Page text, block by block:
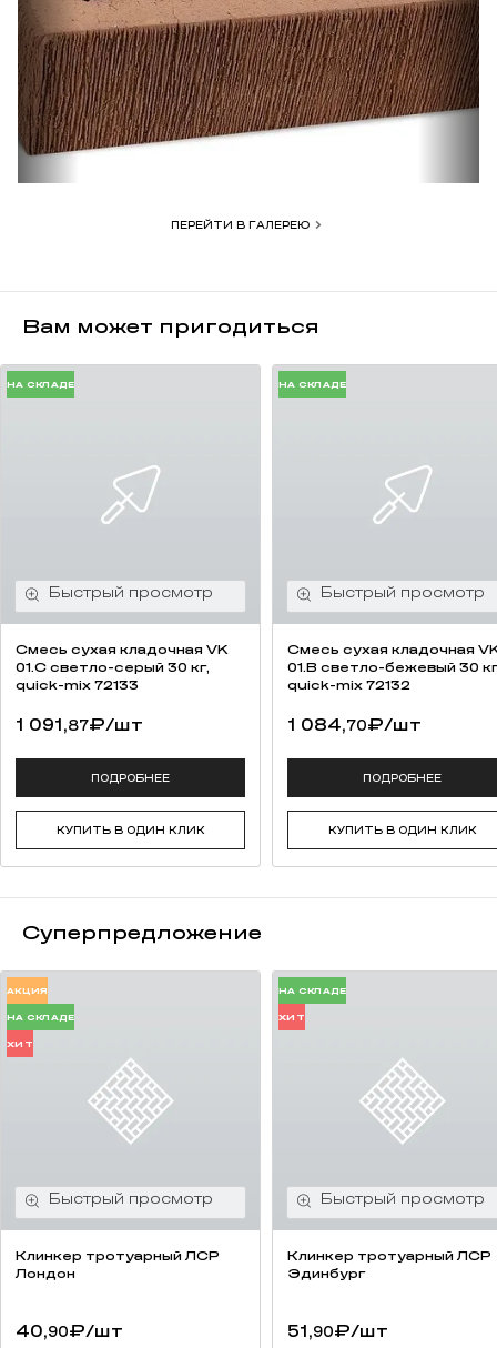
Железногорского кирпичного завода в Москву и
Московскую область.
ПЕРЕЙТИ В ГАЛЕРЕЮ
Вам может пригодиться
НА СКЛАДЕ
Смесь cухая кладочная VK
01.C светло-серый 30 кг,
quick-mix 72133
1 091,87₽/шт
ПОДРОБНЕЕ
КУПИТЬ В ОДИН КЛИК
НА СКЛАДЕ
Смесь cухая кладочная
01.B светло-бежевый 30
quick-mix 72132
1 084,70₽/шт
ПОДРОБНЕЕ
КУПИТЬ В ОДИН КЛИК
Суперпредложение
АКЦИЯ
НА СКЛАДЕ
ХИТ
Клинкер тротуарный ЛСР
Лондон
40,90₽/шт
НА СКЛАДЕ
ХИТ
Клинкер тротуарный ЛСР
Эдинбург
51,90₽/шт